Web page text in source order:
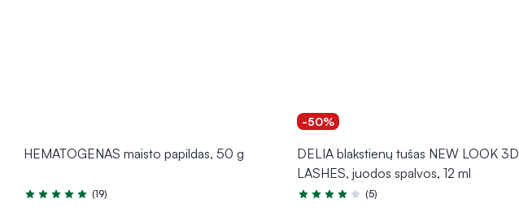
HEMATOGENAS maisto papildas, 50 g
Įvertinimas 4.7 iš 5
(19)
-50%
DELIA blakstienų tušas NEW LOOK 3D
LASHES, juodos spalvos, 12 ml
Įvertinimas 4.4 iš 5
(5)